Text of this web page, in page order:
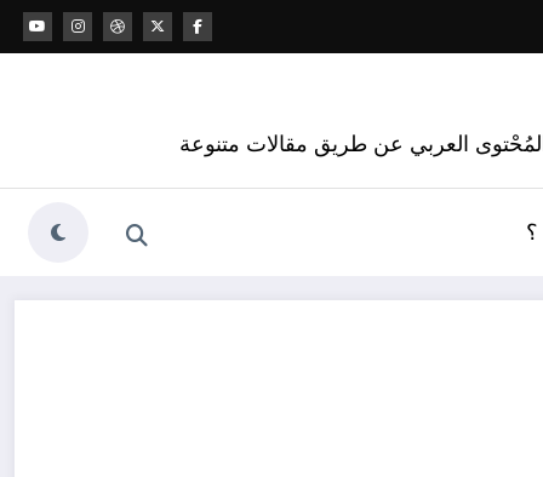
العربي عن طريق مقالات متنوعة